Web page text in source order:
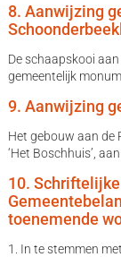
8. Aanwijzing
De schaapskooi
gemeentelijk
9. Aanwijzing
Het gebouw aan de
‘Het Boschhuis’,
10.
toenemende
1. In te stemmen